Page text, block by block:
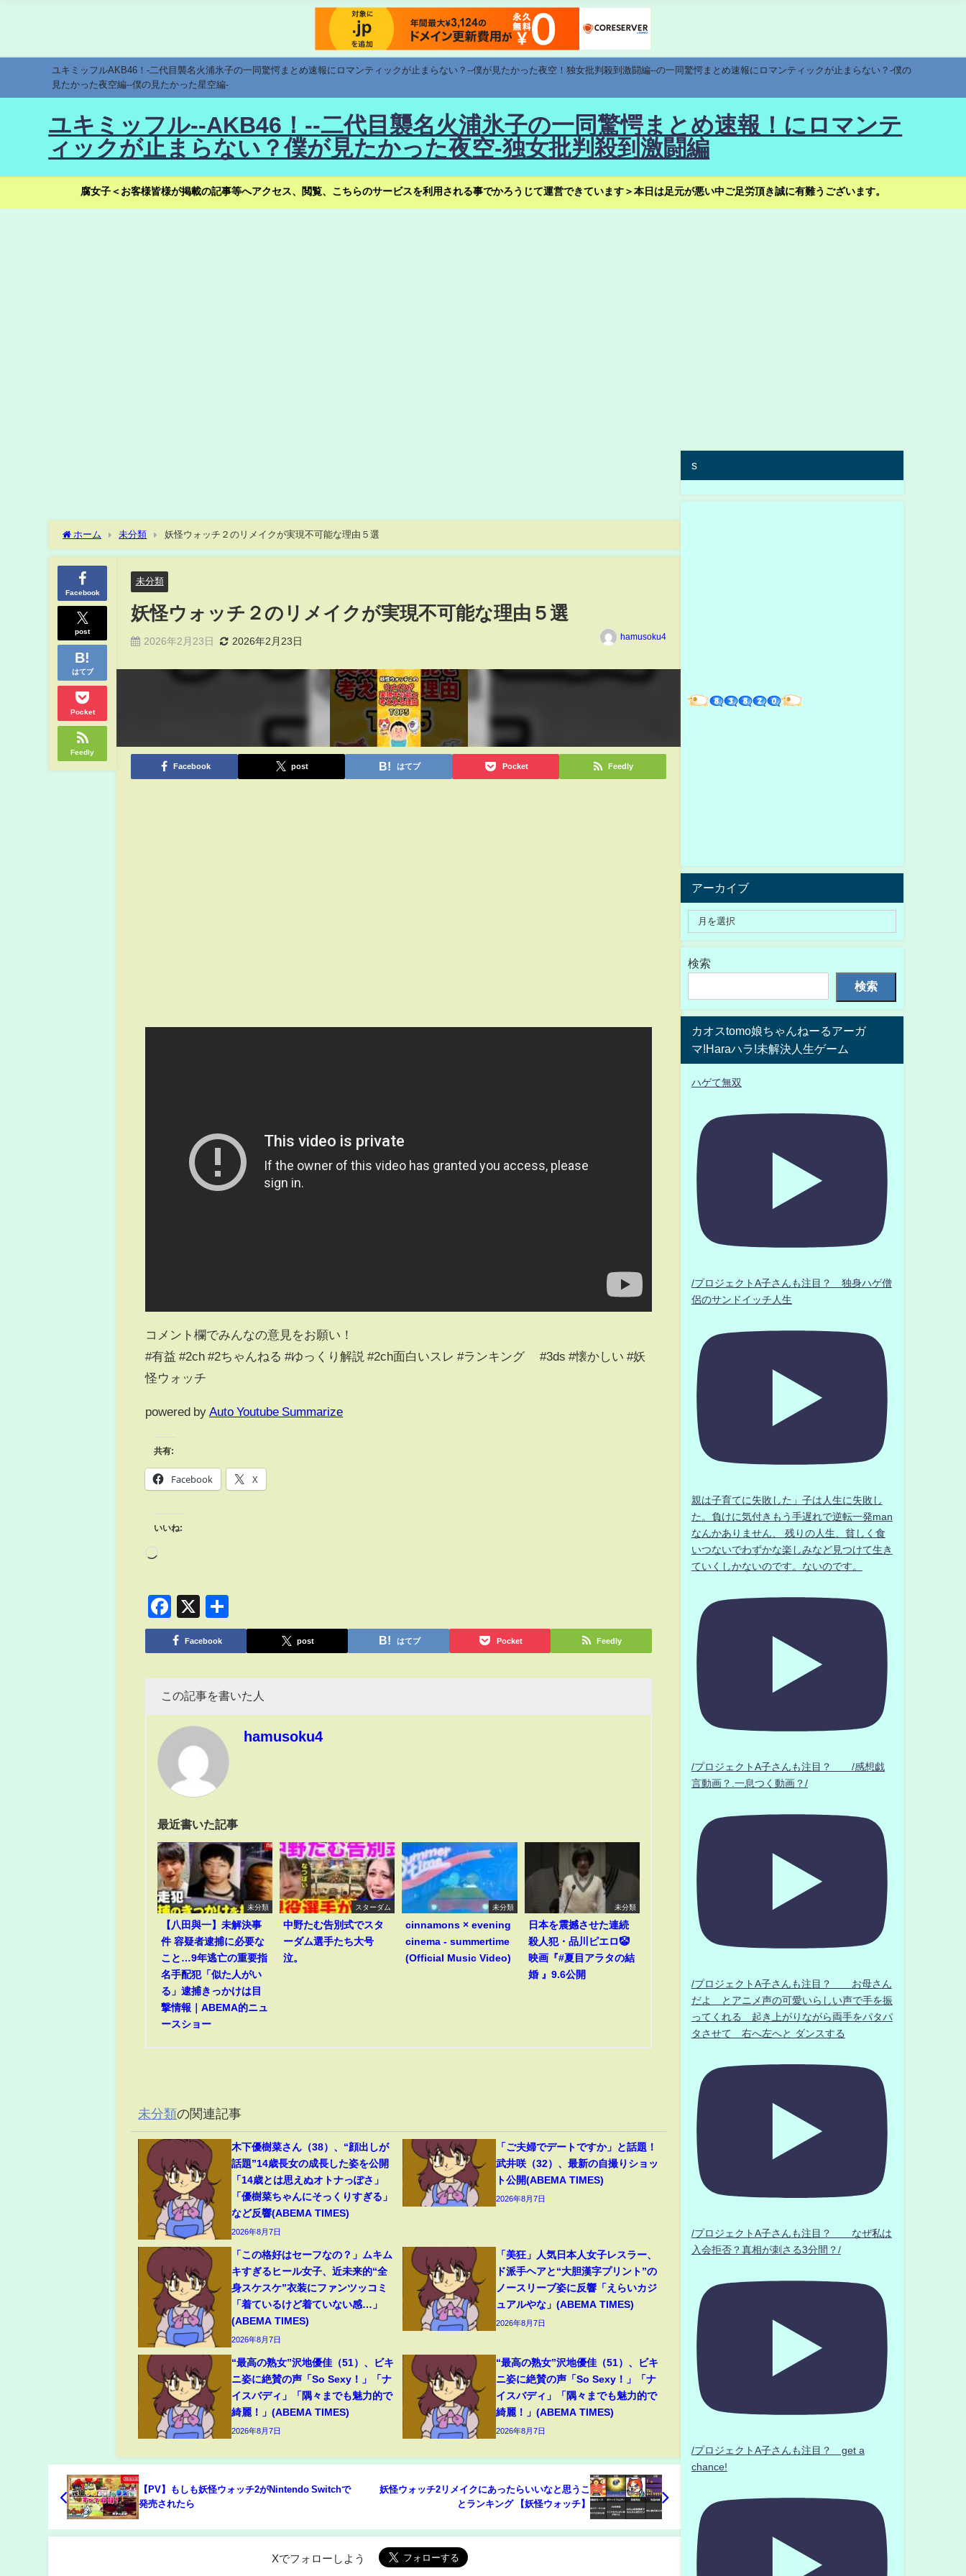
ユキミッフルAKB46！-二代目襲名火浦氷子の一同驚愕まとめ速報にロマンティックが止まらない？--僕が見たかった夜空！独女批判殺到激闘編--の一同驚愕まとめ速報にロマンティックが止まらない？-僕の
見たかった夜空編--僕の見たかった星空編-
ユキミッフル--AKB46！--二代目襲名火浦氷子の一同驚愕まとめ速報！にロマンテ
ィックが止まらない？僕が見たかった夜空-独女批判殺到激闘編
腐女子＜お客様皆様が掲載の記事等へアクセス、閲覧、こちらのサービスを利用される事でかろうじて運営できています＞本日は足元が悪い中ご足労頂き誠に有難うございます。
ホーム 未分類 妖怪ウォッチ２のリメイクが実現不可能な理由５選
Facebook
post
はてブ
Pocket
Feedly
未分類
妖怪ウォッチ２のリメイクが実現不可能な理由５選
2026年2月23日 2026年2月23日 hamusoku4
Facebook post はてブ Pocket Feedly
コメント欄でみんなの意見をお願い！
#有益 #2ch #2ちゃんねる #ゆっくり解説 #2ch面白いスレ #ランキング #3ds #懐かしい #妖
怪ウォッチ
powered by Auto Youtube Summarize
共有:
Facebook X
いいね:
Facebook
X
有
Facebook post はてブ Pocket Feedly
この記事を書いた人
hamusoku4
最近書いた記事
未分類
【八田與一】未解決事
件 容疑者逮捕に必要な
こと…9年逃亡の重要指
名手配犯「似た人がい
る」逮捕きっかけは目
撃情報｜ABEMA的ニュ
ースショー
スターダム
中野たむ告別式でスタ
ーダム選手たち大号
泣。
未分類
cinnamons × evening
cinema - summertime
(Official Music Video)
未分類
日本を震撼させた連続
殺人犯・品川ピエロ🤡
映画『#夏目アラタの結
婚 』9.6公開
未分類の関連記事
木下優樹菜さん（38）、“顔出しが
話題”14歳長女の成長した姿を公開
「14歳とは思えぬオトナっぽさ」
「優樹菜ちゃんにそっくりすぎる」
など反響(ABEMA TIMES)
2026年8月7日
「ご夫婦でデートですか」と話題！
武井咲（32）、最新の自撮りショッ
ト公開(ABEMA TIMES)
2026年8月7日
「この格好はセーフなの？」ムキム
キすぎるヒール女子、近未来的“全
身スケスケ”衣装にファンツッコミ
「着ているけど着ていない感…」
(ABEMA TIMES)
2026年8月7日
「美狂」人気日本人女子レスラー、
ド派手ヘアと“大胆漢字プリント”の
ノースリーブ姿に反響「えらいカジ
ュアルやな」(ABEMA TIMES)
2026年8月7日
“最高の熟女”沢地優佳（51）、ビキ
ニ姿に絶賛の声「So Sexy！」「ナ
イスバディ」「隅々までも魅力的で
綺麗！」(ABEMA TIMES)
2026年8月7日
“最高の熟女”沢地優佳（51）、ビキ
ニ姿に絶賛の声「So Sexy！」「ナ
イスバディ」「隅々までも魅力的で
綺麗！」(ABEMA TIMES)
2026年8月7日
【PV】もしも妖怪ウォッチ2がNintendo Switchで
発売されたら
妖怪ウォッチ2リメイクにあったらいいなと思うこ
とランキング 【妖怪ウォッチ】
Xでフォローしよう
s
アーカイブ
検索
検索
カオスtomo娘ちゃんねーるアーガ
マ!Haraハラ!未解決人生ゲーム
ハゲて無双
/プロジェクトA子さんも注目？ 独身ハゲ僧
侶のサンドイッチ人生
親は子育てに失敗した」子は人生に失敗し
た。負けに気付きもう手遅れで逆転一発man
なんかありません、 残りの人生、貧しく食
いつないでわずかな楽しみなど見つけて生き
ていくしかないのです。ないのです。
/プロジェクトA子さんも注目？ /感想戯
言動画？.一息つく動画？/
/プロジェクトA子さんも注目？ お母さん
だよ とアニメ声の可愛いらしい声で手を振
ってくれる 起き上がりながら両手をパタパ
タさせて 右へ左へと ダンスする
/プロジェクトA子さんも注目？ なぜ私は
入会拒否？真相が刺さる3分間？/
/プロジェクトA子さんも注目？ get a
chance!